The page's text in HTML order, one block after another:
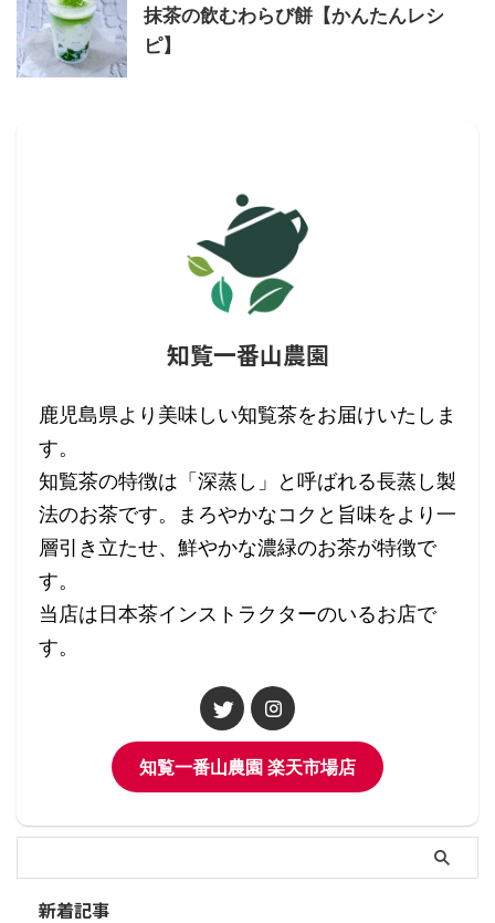
抹茶の飲むわらび餅【かんたんレシ
ピ】
知覧一番山農園
鹿児島県より美味しい知覧茶をお届けいたしま
す。
知覧茶の特徴は「深蒸し」と呼ばれる長蒸し製
法のお茶です。まろやかなコクと旨味をより一
層引き立たせ、鮮やかな濃緑のお茶が特徴で
す。
当店は日本茶インストラクターのいるお店で
す。
知覧一番山農園 楽天市場店
新着記事